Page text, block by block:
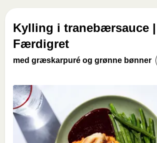
Kylling i tranebærsauce |
Færdigret
med græskarpuré og grønne bønner